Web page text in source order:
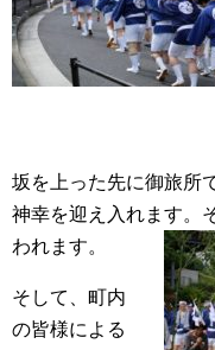
坂を上った先に御旅所
神幸を迎え入れます。
われます。
そして、町内
の皆様による